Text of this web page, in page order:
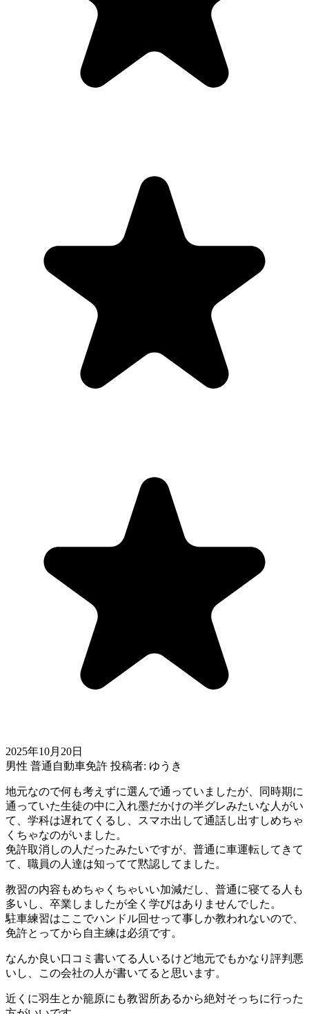
2025年10月20日
男性 普通自動車免許 投稿者: ゆうき
地元なので何も考えずに選んで通っていましたが、同時期に
通っていた生徒の中に入れ墨だかけの半グレみたいな人がい
て、学科は遅れてくるし、スマホ出して通話し出すしめちゃ
くちゃなのがいました。
免許取消しの人だったみたいですが、普通に車運転してきて
て、職員の人達は知ってて黙認してました。
教習の内容もめちゃくちゃいい加減だし、普通に寝てる人も
多いし、卒業しましたが全く学びはありませんでした。
駐車練習はここでハンドル回せって事しか教われないので、
免許とってから自主練は必須です。
なんか良い口コミ書いてる人いるけど地元でもかなり評判悪
いし、この会社の人が書いてると思います。
近くに羽生とか籠原にも教習所あるから絶対そっちに行った